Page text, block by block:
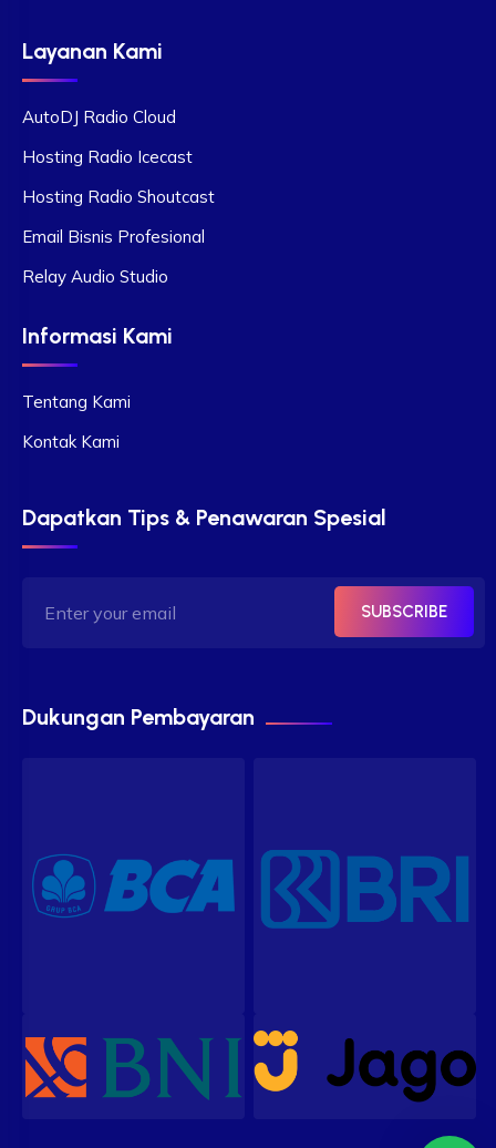
Layanan Kami
AutoDJ Radio Cloud
Hosting Radio Icecast
Hosting Radio Shoutcast
Email Bisnis Profesional
Relay Audio Studio
Informasi Kami
Tentang Kami
Kontak Kami
Dapatkan Tips & Penawaran Spesial
SUBSCRIBE
Dukungan Pembayaran